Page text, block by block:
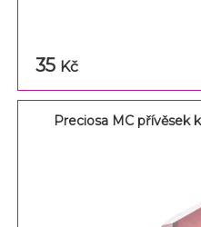
35 Kč
Preciosa MC přívěsek